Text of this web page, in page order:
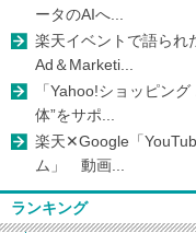
ータのAIへ...
楽天イベントで語ら
Ad＆Marketi...
「Yahoo!ショッピン
体”をサポ...
楽天✕Google「
ム」 動画...
ランキング